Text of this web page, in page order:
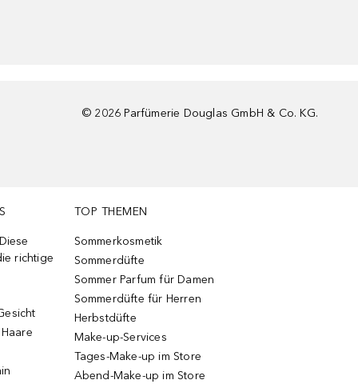
© 2026 Parfümerie Douglas GmbH & Co. KG.
richtige
TOP THEMEN
Sommerkosmetik
Sommerdüfte
Sommer Parfum für Damen
Sommerdüfte für Herren
Herbstdüfte
Make-up-Services
Tages-Make-up im Store
Abend-Make-up im Store